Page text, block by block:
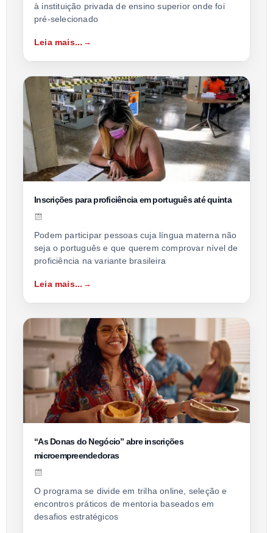
à instituição privada de ensino superior onde foi
pré-selecionado
Leia mais...
Inscrições para proficiência em português até quinta
Podem participar pessoas cuja língua materna não
seja o português e que querem comprovar nível de
proficiência na variante brasileira
Leia mais...
“As Donas do Negócio” abre inscrições
microempreendedoras
O programa se divide em trilha online, seleção e
encontros práticos de mentoria baseados em
desafios estratégicos